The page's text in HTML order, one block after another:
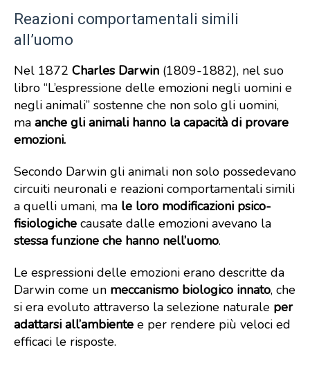
Reazioni comportamentali simili
all’uomo
Nel 1872 Charles Darwin (1809-1882), nel suo
libro “L’espressione delle emozioni negli uomini e
negli animali” sostenne che non solo gli uomini,
ma anche gli animali hanno la capacità di provare
emozioni.
Secondo Darwin gli animali non solo possedevano
circuiti neuronali e reazioni comportamentali simili
a quelli umani, ma le loro modificazioni psico-
fisiologiche causate dalle emozioni avevano la
stessa funzione che hanno nell’uomo.
Le espressioni delle emozioni erano descritte da
Darwin come un meccanismo biologico innato, che
si era evoluto attraverso la selezione naturale per
adattarsi all’ambiente e per rendere più veloci ed
efficaci le risposte.